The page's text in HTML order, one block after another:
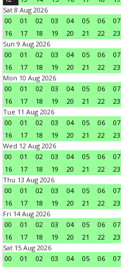
Sat 8 Aug 2026
00
01 02 03 04 05 06 07
16
17 18 19 20 21 22
23
Sun 9 Aug 2026
00
01 02 03 04 05 06 07
16
17 18 19 20 21 22
23
Mon 10 Aug 2026
00
01 02 03 04 05 06 07
16
17 18 19 20 21 22
23
Tue 11 Aug 2026
00
01 02 03 04 05 06 07
16
17 18 19 20 21 22
23
Wed 12 Aug 2026
00
01 02 03 04 05 06 07
16
17 18 19 20 21 22
23
Thu 13 Aug 2026
00
01 02 03 04 05 06 07
16
17 18 19 20 21 22
23
Fri 14 Aug 2026
00
01 02 03 04 05 06 07
16
17 18 19 20 21 22
23
Sat 15 Aug 2026
00
01 02 03 04 05 06 07